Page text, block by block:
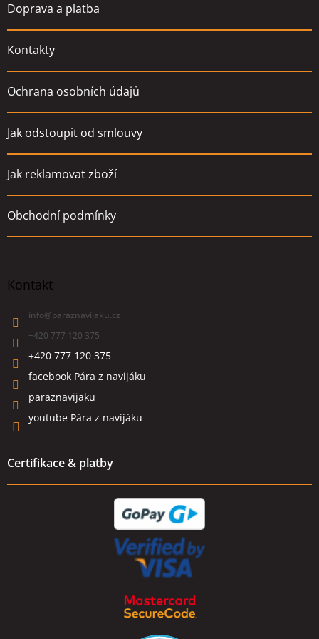
Doprava a platba
Kontakty
Ochrana osobních údajů
Jak odstoupit od smlouvy
Jak reklamovat zboží
Obchodní podmínky
Kontakt
info@paraznavijaku.cz
+420 777 120 375
+420 777 120 375
facebook Pára z navijáku
paraznavijaku
youtube Pára z navijáku
Certifikace & platby